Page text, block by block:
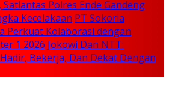
Polres Ende Gandeng
Kecelakaan PT Sokoria
Perkuat Kolaborasi dengan
1 2026 Jokowi Dan NTT:
Bekerja, Dan Dekat Dengan